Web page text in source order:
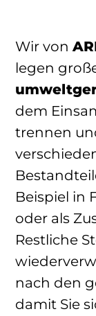
Wir von
legen
dem
trennen
Beispiel in
oder als
Restliche
nach den
damit Sie